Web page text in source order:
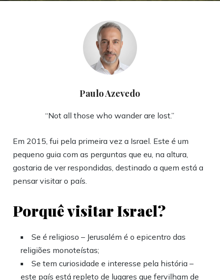
Paulo Azevedo
“Not all those who wander are lost.”
Em 2015, fui pela primeira vez a Israel. Este é um
pequeno guia com as perguntas que eu, na altura,
gostaria de ver respondidas, destinado a quem está a
pensar visitar o país.
Porquê visitar Israel?
Se é religioso – Jerusalém é o epicentro das
religiões monoteístas;
Se tem curiosidade e interesse pela história –
este país está repleto de lugares que fervilham de